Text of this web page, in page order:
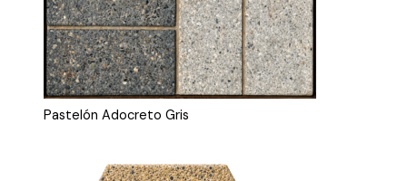
Pastelón Adocreto Gris